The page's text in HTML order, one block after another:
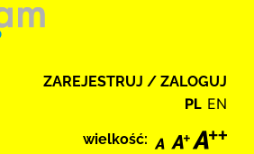
ZAREJESTRUJ / ZALOGUJ
PL EN
wielkość: